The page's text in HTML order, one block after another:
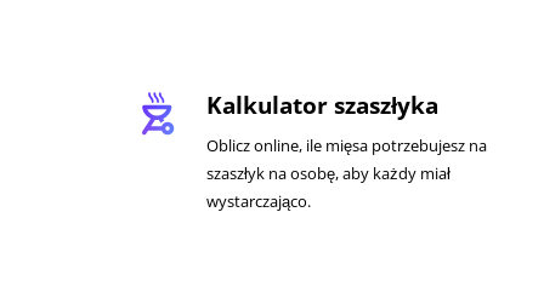
outdoor_grill Kalkulator szaszłyka
Oblicz online, ile mięsa potrzebujesz na
szaszłyk na osobę, aby każdy miał
wystarczająco.